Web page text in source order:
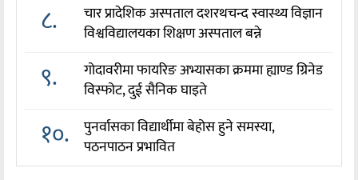
८.
चार प्रादेशिक अस्पताल दशरथचन्द स्वास्थ्य विज्ञान
विश्वविद्यालयका शिक्षण अस्पताल बन्ने
९.
गोदावरीमा फायरिङ अभ्यासका क्रममा ह्याण्ड ग्रिनेड
विस्फोट, दुई सैनिक घाइते
१०.
पुनर्वासका विद्यार्थीमा बेहोस हुने समस्या,
पठनपाठन प्रभावित